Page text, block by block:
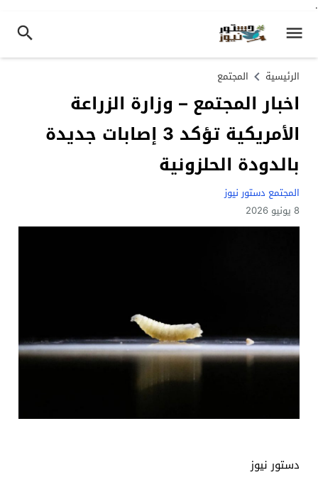
.
الرئيسية المجتمع
اخبار المجتمع – وزارة الزراعة
الأمريكية تؤكد 3 إصابات جديدة
بالدودة الحلزونية
المجتمع دستور نيوز
8 يونيو 2026
دستور نيوز